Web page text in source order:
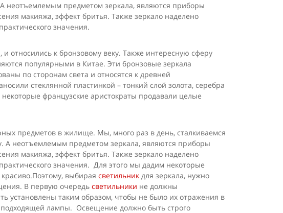
неотъемлемым предметом зеркала, являются приборы
макияжа, эффект бритья. Также зеркало наделено
значения.
относились к бронзовому веку. Также интересную сферу
популярными в Китае. Эти бронзовые зеркала
по сторонам света и относятся к древней
стеклянной пластинкой – тонкий слой золота, серебра
французские аристократы продавали целые
предметов в жилище. Мы, много раз в день, сталкиваемся
А неотъемлемым предметом зеркала, являются приборы
макияжа, эффект бритья. Также зеркало наделено
значения. Для этого мы дадим некоторые
выбирая светильник для зеркала, нужно
В первую очередь светильники не должны
установлены таким образом, чтобы не было их отражения в
подходящей лампы. Освещение должно быть строго